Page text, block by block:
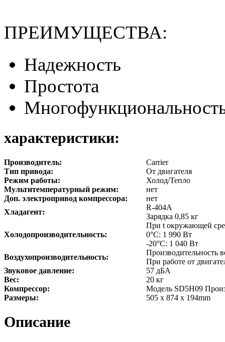
ПРЕИМУЩЕСТВА:
Надежность
Простота
характеристики:
Производитель:
Carrier
Тип привода:
От двигателя
Режим работы:
Холод/Тепло
Мультитемпературный режим:
нет
Доп. электропривод компрессора:
нет
Хладагент:
R-404A
Зарядка 0,85 кг
Холодопроизводительность:
При t окружающей
0°С: 1 990 Вт
-20°С: 1 040 Вт
Воздухопроизводительность:
Производительность
При работе от
Звуковое давление:
57 дБА
Вес:
20 кг
Компрессор:
Модель SD5H09
Размеры:
505 x 874 x 194mm
Описание